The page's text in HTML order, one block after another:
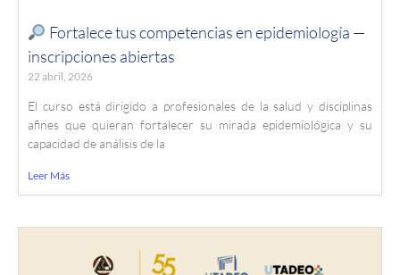
Fortalece tus competencias en epidemiología —
inscripciones abiertas
22 abril, 2026
El curso está dirigido a profesionales de la salud y disciplinas
afines que quieran fortalecer su mirada epidemiológica y su
capacidad de análisis de la
Leer Más